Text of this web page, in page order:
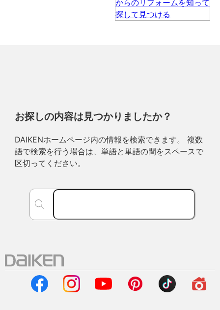
お探しの内容は見つかりましたか？
DAIKENホームページ内の情報を検索できます。 複数
語で検索を行う場合は、単語と単語の間をスペースで
区切ってください。